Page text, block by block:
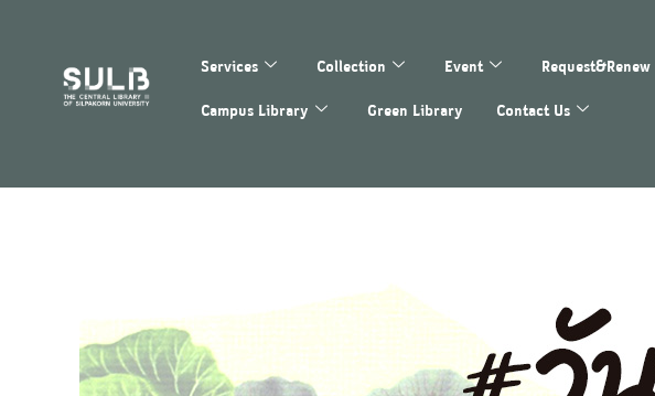
Services Collection Event Request&Renew
Campus Library
Green Library Contact Us